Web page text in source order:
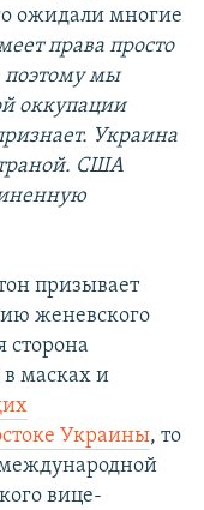
ожидали многие
права просто
поэтому мы
оккупации
Украина
США
призывает
женевского
сторона
масках и
Украины, то
вице-